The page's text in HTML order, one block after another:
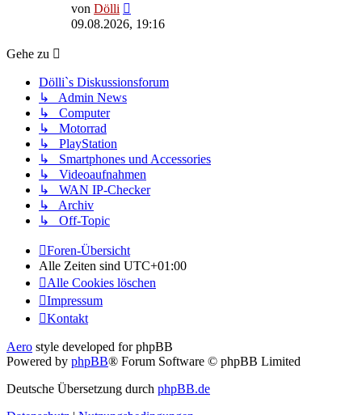
von Dölli
Beitrag
09.08.2026, 19:16
Gehe zu
Dölli`s Diskussionsforum
↳ Admin News
↳ Computer
↳ Motorrad
↳ PlayStation
↳ Smartphones und Accessories
↳ Videoaufnahmen
↳ WAN IP-Checker
↳ Archiv
↳ Off-Topic
Foren-Übersicht
Alle Zeiten sind UTC+01:00
Alle Cookies löschen
Impressum
Kontakt
Aero style developed for phpBB
Powered by phpBB® Forum Software © phpBB Limited
Deutsche Übersetzung durch phpBB.de